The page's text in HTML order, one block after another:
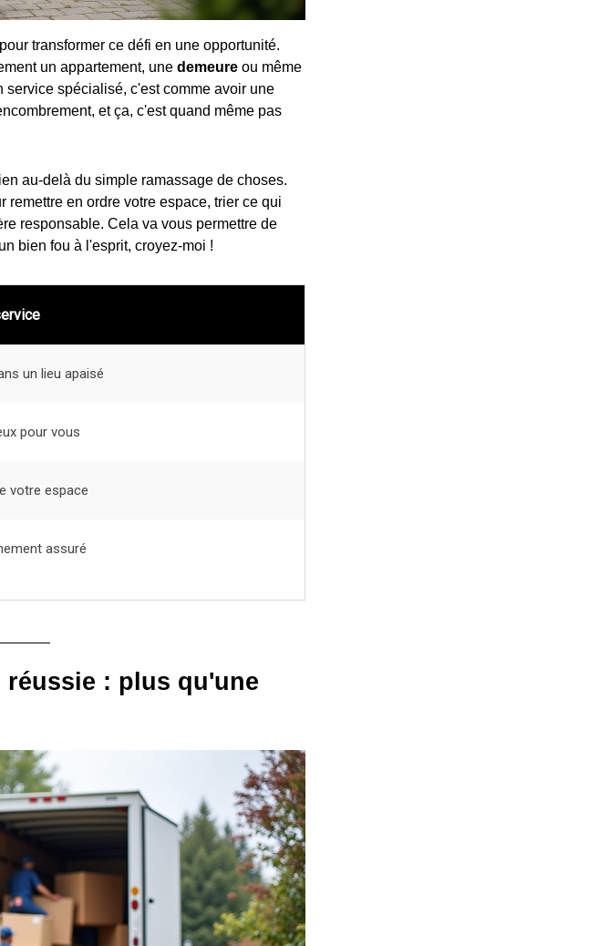
transformer ce défi en une opportunité.
un appartement, une demeure ou même
spécialisé, c'est comme avoir une
et ça, c'est quand même pas
au-delà du simple ramassage de choses.
en ordre votre espace, trier ce qui
responsable. Cela va vous permettre de
bien fou à l'esprit, croyez-moi !
un lieu apaisé
pour vous
votre espace
assuré
: plus qu'une